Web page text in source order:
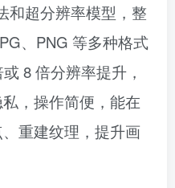
和超分辨率模型，整
、PNG 等多种格式
8 倍分辨率提升，
，操作简便，能在
重建纹理，提升画